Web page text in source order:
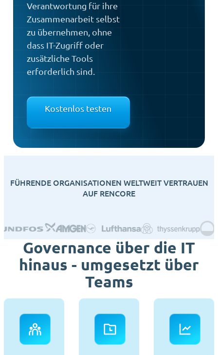
Verantwortung für ihre
Zusammenarbeit selbst
zu übernehmen, ohne
dass IT-Zugriff oder
zusätzliche Tools
erforderlich sind.
Kostenlos testen
FÜHRENDE ORGANISATIONEN WELTWEIT VERTRAUEN
AUF RENCORE
Governance über die IT
hinaus - umgesetzt über
Teams